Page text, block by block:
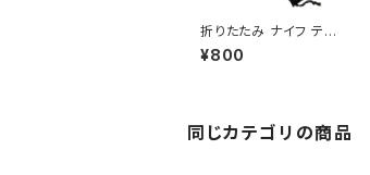
折りたたみ ナイフ テー
ブルナイフ チタン製 フ
ォールディング カトラリ
トドア キャンプ用品 収
納袋付き
¥800
同じカテゴリの商品